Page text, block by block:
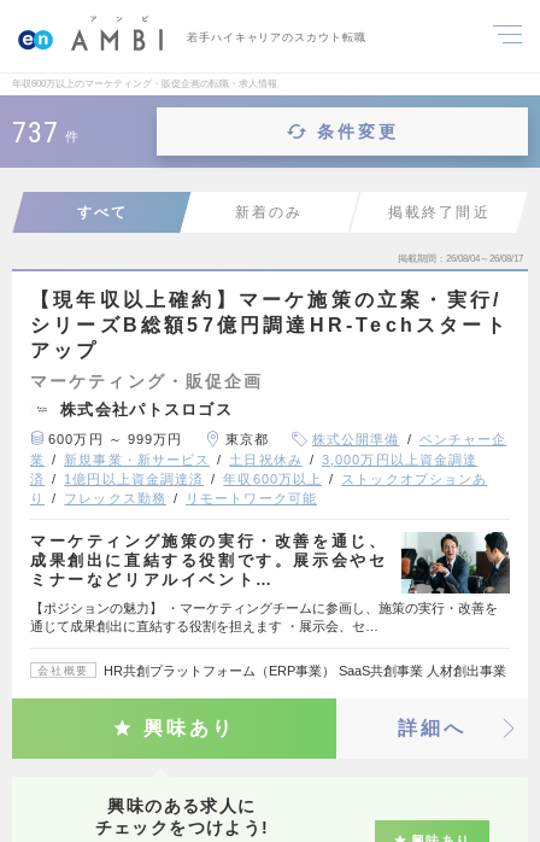
若手ハイキャリアのスカウト転職
年収600万以上のマーケティング・販促企画の転職・求人情報
737 件 条件変更
すべて 新着のみ 掲載終了間近
掲載期間 26/08/04～26/08/17
【現年収以上確約】マーケ施策の立案・実行/
シリーズB総額57億円調達HR-Techスタート
アップ
マーケティング・販促企画
株式会社パトスロゴス
600万円 ～ 999万円 東京都 株式公開準備
ベンチャー企
業
新規事業・新サービス 土日祝休み
3,000万円以上資金調達
済
1億円以上資金調達済 年収600万以上
ストックオプションあ
り
フレックス勤務 リモートワーク可能
マーケティング施策の実行・改善を通じ、
成果創出に直結する役割です。展示会やセ
ミナーなどリアルイベント…
【ポジションの魅力】 ・マーケティングチームに参画し、施策の実行・改善を
通じて成果創出に直結する役割を担えます ・展示会、セ…
会社概要 HR共創プラットフォーム（ERP事業） SaaS共創事業 人材創出事業
興味あり 詳細へ
興味のある求人に
チェックをつけよう!